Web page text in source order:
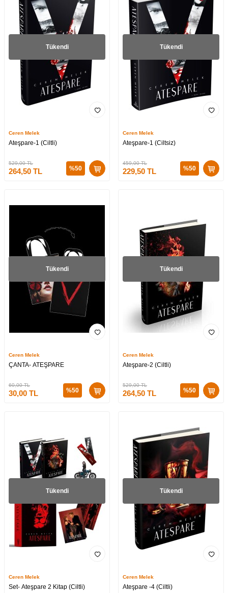
Tükendi
Ceren Melek
Ateşpare-1 (Ciltli)
529,00TL
264,50 TL %50
Tükendi
Ceren Melek
Ateşpare-1 (Ciltsiz)
459,00TL
229,50 TL %50
Tükendi
Ceren Melek
ÇANTA- ATEŞPARE
60,00TL
30,00 TL %50
Tükendi
Ceren Melek
Ateşpare-2 (Ciltli)
529,00TL
264,50 TL %50
Tükendi
Ceren Melek
Set- Ateşpare 2 Kitap (Ciltli)
Tükendi
Ceren Melek
Ateşpare -4 (Ciltli)